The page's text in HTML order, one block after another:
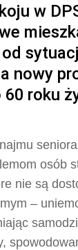
w
nowy
roku
osób
nie są
–